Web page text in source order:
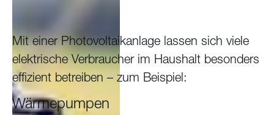
Mit einer Photovoltaikanlage lassen sich viele
elektrische Verbraucher im Haushalt besonders
effizient betreiben – zum Beispiel:
Wärmepumpen